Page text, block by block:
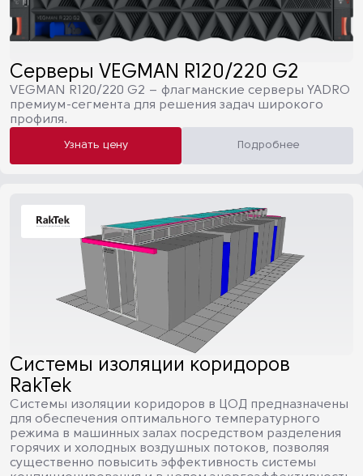
Серверы VEGMAN R120/220 G2
VEGMAN R120/220 G2 – флагманские серверы YADRO
премиум-сегмента для решения задач широкого
профиля.
Узнать цену Подробнее
Системы изоляции коридоров
RakTek
Системы изоляции коридоров в ЦОД предназначены
для обеспечения оптимального температурного
режима в машинных залах посредством разделения
горячих и холодных воздушных потоков, позволяя
существенно повысить эффективность системы